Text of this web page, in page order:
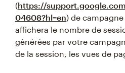
(https://
04608?hl=en) de
affichera le nombre de
générées par votre
de la session, les vues de